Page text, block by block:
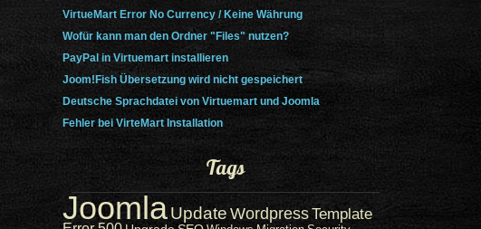
VirtueMart Error No Currency / Keine Währung
Wofür kann man den Ordner "Files" nutzen?
PayPal in Virtuemart installieren
Joom!Fish Übersetzung wird nicht gespeichert
Deutsche Sprachdatei von Virtuemart und Joomla
Fehler bei VirteMart Installation
Tags
JoomlaUpdateWordpressTemplate